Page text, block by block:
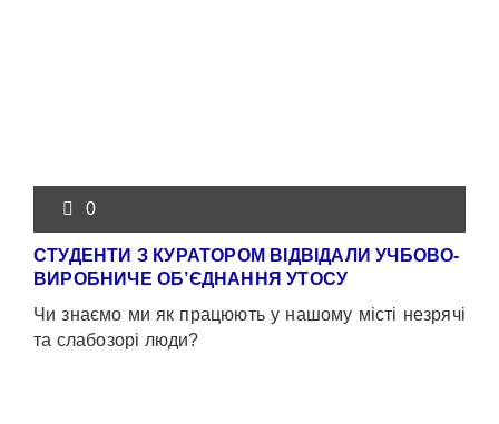
0
СТУДЕНТИ З КУРАТОРОМ ВІДВІДАЛИ УЧБОВО-
ВИРОБНИЧЕ ОБ’ЄДНАННЯ УТОСУ
Чи знаємо ми як працюють у нашому місті незрячі
та слабозорі люди?